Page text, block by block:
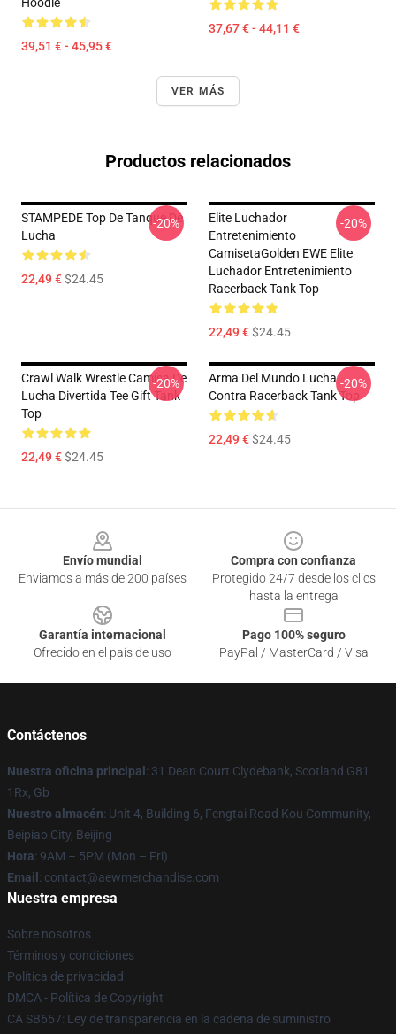
39,51 € - 45,95 €
37,67 € - 44,11 €
VER MÁS
Productos relacionados
STAMPEDE Top De Tanque De
Lucha
22,49 €$24.45
-20%
Elite Luchador
Entretenimiento
CamisetaGolden EWE Elite
Luchador Entretenimiento
Racerback Tank Top
22,49 €$24.45
-20%
Crawl Walk Wrestle Camisa De
Lucha Divertida Tee Gift Tank
Top
22,49 €$24.45
-20%
Arma Del Mundo Lucha
Contra Racerback Tank Top
22,49 €$24.45
-20%
Envío mundial
Enviamos a más de 200 países
Compra con confianza
Protegido 24/7 desde los clics
hasta la entrega
Garantía internacional
Ofrecido en el país de uso
Pago 100% seguro
PayPal / MasterCard / Visa
Contáctenos
Nuestra oficina principal : 31 Dean Court Clydebank, Scotland G81
1Rx, Gb
Nuestro almacén: Unit 4, Building 6, Fengtai Road Kou Community,
Beipiao City, Beijing
Hora: 9AM – 5PM (Mon – Fri)
Email : contact@aewmerchandise.com
Nuestra empresa
Sobre nosotros
Términos y condiciones
Política de privacidad
DMCA - Política de Copyright
CA SB657: Ley de transparencia en la cadena de suministro